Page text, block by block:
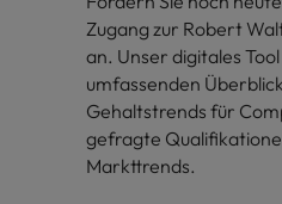
Zugang zur Robert
an. Unser digitales
umfassenden
Gehaltstrends für
gefragte
Markttrends.